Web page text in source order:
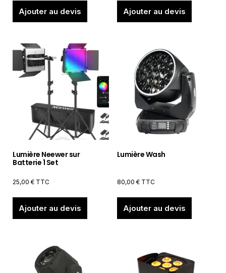
Ajouter au devis Ajouter au devis
Lumière Neewer sur
Batterie 1 Set
25,00 € TTC
Ajouter au devis
Lumière Wash
80,00 € TTC
Ajouter au devis